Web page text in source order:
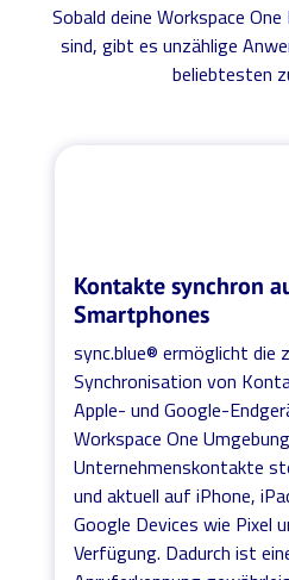
Sobald deine Workspace
sind, gibt es unzählige
beliebtesten
Kontakte synchron
Smartphones
sync.blue® ermöglicht die
Synchronisation von
Apple- und Google-
Workspace One
Unternehmenskontakte
und aktuell auf iPhone,
Google Devices wie Pixel
Verfügung. Dadurch ist